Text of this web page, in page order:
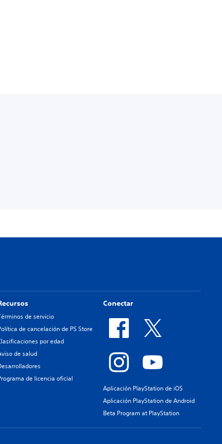
de servicio
de cancelación de PS Store
por edad
de salud
de licencia oficial
Conectar
Aplicación PlayStation de iOS
Aplicación PlayStation de Android
Beta Program at PlayStation